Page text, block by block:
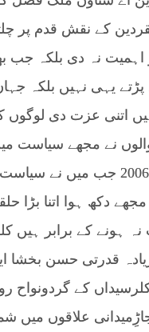
کے نقش قدم پر
اہمیت نہ دی بلکہ
یہی نہیں بلکہ
اتنی عزت دی
نے مجھے سیاست میں
محترم کا یہ سلسلہ جاری
دکھ ہوا اتنا بڑا
ہونے کے برابر ہیں
قدرتی حسن بخشا
کے گردونواح
پنجاڑِمیدانی علاقوں